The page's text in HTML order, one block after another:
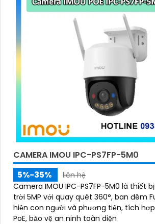
CAMERA IMOU IPC-PS7FP-5M0
5%-35%
liên hệ
Camera IMOU IPC-PS7FP-5M0 là thiết
trời 5MP với quay quét 360°, ban đêm
hiện con người và phương tiện, tích
PoE, bảo vệ an ninh toàn diện